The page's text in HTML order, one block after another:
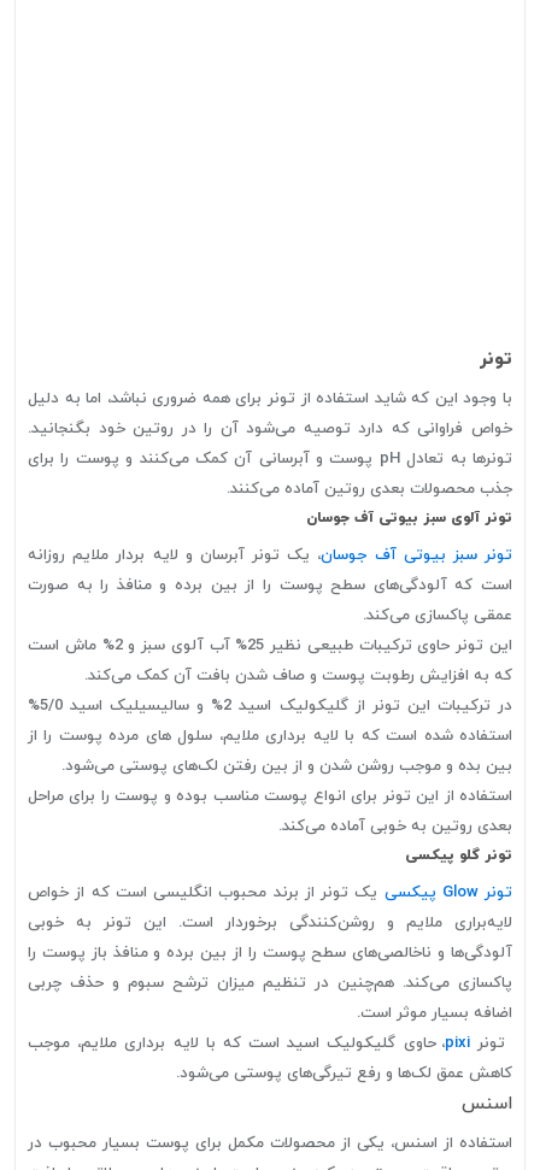
تونر ‎
با وجود این که شاید استفاده از تونر برای همه ضروری نباشد، اما به دلیل
خواص فراوانی که دارد توصیه می‌شود آن را در روتین خود بگنجانید.
تونرها به تعادل pH پوست و آبرسانی آن کمک می‌کنند و پوست را برای
جذب محصولات بعدی روتین آماده می‌کنند.
تونر آلوی سبز بیوتی آف جوسان
تونر سبز بیوتی آف جوسان، یک تونر آبرسان و لایه بردار ملایم روزانه
است که آلودگی‌های سطح پوست را از بین برده و منافذ را به صورت
عمقی پاکسازی می‌کند.
این تونر حاوی ترکیبات طبیعی نظیر 25% آب آلوی سبز و 2% ماش است
که به افزایش رطوبت پوست و صاف شدن بافت آن کمک می‌کند.
در ترکیبات این تونر از گلیکولیک اسید 2% و سالیسیلیک اسید 5/0%
استفاده شده است که با لایه برداری ملایم، سلول های مرده پوست را از
بین بده و موجب روشن شدن و از بین رفتن لک‌های پوستی می‌شود.
استفاده از این تونر برای انواع پوست مناسب بوده و پوست را برای مراحل
بعدی روتین به خوبی آماده می‌کند.
تونر گلو پیکسی
تونر Glow پیکسی
یک تونر از برند محبوب انگلیسی است که از خواص
لایه‌براری ملایم و روشن‌کنندگی برخوردار است. این تونر به خوبی
آلودگی‌ها و ناخالصی‌های سطح پوست را از بین برده و منافذ باز پوست را
پاکسازی می‌کند. هم‌چنین در تنظیم میزان ترشح سبوم و حذف چربی
اضافه بسیار موثر است.
تونرpixi، حاوی گلیکولیک اسید است که با لایه برداری ملایم، موجب
کاهش عمق لک‌ها و رفع تیرگی‌های پوستی می‌شود.
اسنس
استفاده از اسنس، یکی از محصولات مکمل برای پوست بسیار محبوب در